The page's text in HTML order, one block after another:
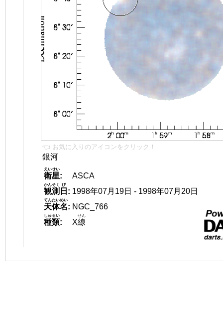
👈 お気に入りのアイコンをクリック！
銀河
衛星
えいせい
:
ASCA
観測
かんそく
日
び
: 1998年07月19日 - 1998年07月20日
天体名
てんたいめい
: NGC_766
種類
しゅるい
: X線
せん